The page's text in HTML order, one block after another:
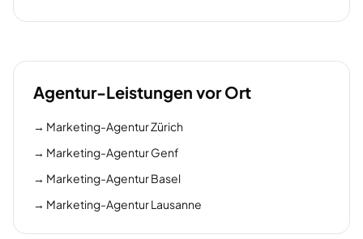
Agentur-Leistungen vor Ort
→ Marketing-Agentur Zürich
→ Marketing-Agentur Genf
→ Marketing-Agentur Basel
→ Marketing-Agentur Lausanne